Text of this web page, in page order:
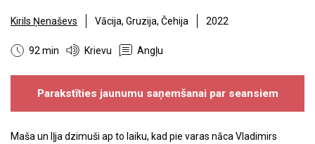
Kirils Ņenaševs Vācija, Gruzija, Čehija 2022
92 min Krievu Angļu
Parakstīties jaunumu saņemšanai par seansiem
Maša un Iļja dzimuši ap to laiku, kad pie varas nāca Vladimirs